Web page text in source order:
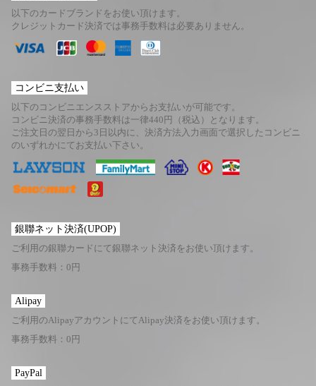
以下のカードブランドをお使い頂けます。
クレジットカード決済では事務手数料は必要ありません。
コンビニ支払い
以下のコンビニエンスストアからお支払いが可能です。
コンビニ決済の事務手数料は一律440円（税込）となります。
ご注文日の翌日から3日以内に、決済方法入力画面で選択したコンビニ
のいずれかにてお支払い下さい。
銀聯ネット決済(UPOP)
ご利用の銀聯カードにて銀聯ネット決済をお使い頂けます。
事務手数料：0円
Alipay
ご利用のAlipayアカウントにてAlipay決済をお使い頂けます。
事務手数料：0円
PayPal